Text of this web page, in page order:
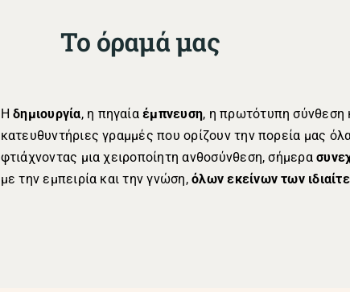
Το όραμά μας
Ηδημιουργία, η πηγαίαέμπνευση, η πρωτότυπη σύνθεση
κατευθυντήριες γραμμές που ορίζουν την πορεία μας
φτιάχνοντας μια χειροποίητη ανθοσύνθεση, σήμερα
με την εμπειρία και την γνώση,όλων εκείνων των